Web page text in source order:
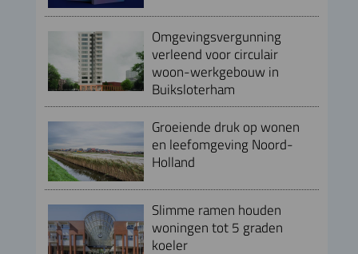
Omgevingsvergunning
verleend voor circulair
woon-werkgebouw in
Buiksloterham
Groeiende druk op wonen
en leefomgeving Noord-
Holland
Slimme ramen houden
woningen tot 5 graden
koeler